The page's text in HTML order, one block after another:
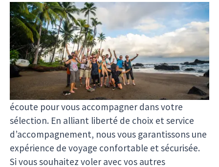
Une gestion simplifiée avec l'assistance
Puraventura
Nos conseillers voyages sont là pour vous guider
et vous aider à choisir les meilleures options de
vol. Si vous avez des questions ou des
préférences spécifiques, notre équipe est à votre
écoute pour vous accompagner dans votre
sélection. En alliant liberté de choix et service
d’accompagnement, nous vous garantissons une
expérience de voyage confortable et sécurisée.
Si vous souhaitez voler avec vos autres